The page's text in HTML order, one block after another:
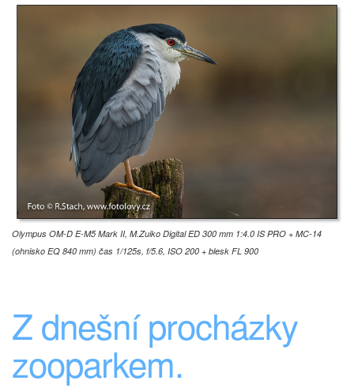
Olympus OM-D E-M5 Mark II, M.Zuiko Digital ED 300 mm 1:4.0 IS PRO + MC-14
(ohnisko EQ 840 mm) čas 1/125s, f/5.6, ISO 200 + blesk FL 900
Z dnešní procházky
zooparkem.